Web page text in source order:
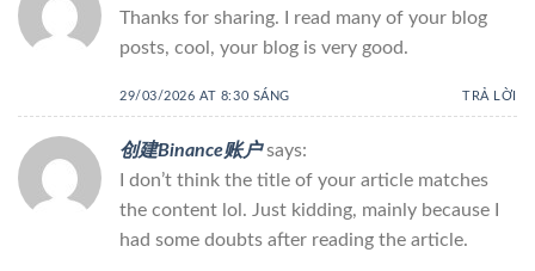
Thanks for sharing. I read many of your blog
posts, cool, your blog is very good.
29/03/2026 AT 8:30 SÁNG TRẢ LỜI
创建Binance账户 says:
I don’t think the title of your article matches
the content lol. Just kidding, mainly because I
had some doubts after reading the article.